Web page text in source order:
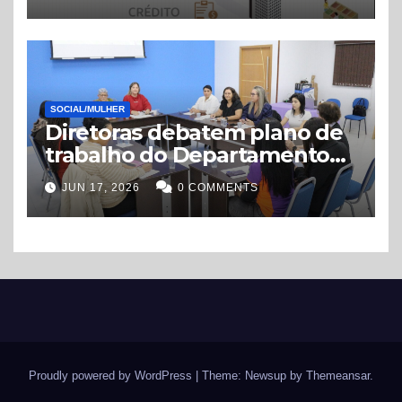
SOCIAL/MULHER
Diretoras debatem plano de
trabalho do Departamento
de Mulheres e Gênero
JUN 17, 2026 0 COMMENTS
Proudly powered by WordPress Theme: Newsup by Themeansar.